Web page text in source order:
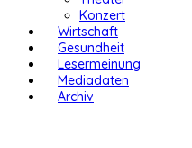
Konzert
Wirtschaft
Gesundheit
Lesermeinung
Mediadaten
Archiv